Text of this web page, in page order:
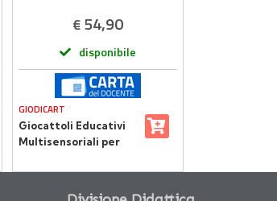
€54,90
disponibile
GIODICART
Giocattoli Educativi
Multisensoriali per
Metodo Montessori